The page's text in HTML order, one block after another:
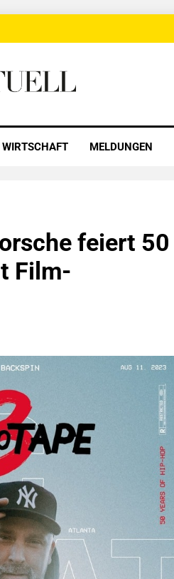
WIRTSCHAFT MELDUNGEN
feiert 50
Film-